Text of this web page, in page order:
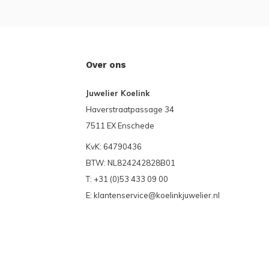
Over ons
Juwelier Koelink
Haverstraatpassage 34
7511 EX Enschede
KvK: 64790436
BTW: NL824242828B01
T: +31 (0)53 433 09 00
E: klantenservice@koelinkjuwelier.nl